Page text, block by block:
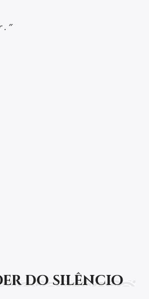
do silêncio